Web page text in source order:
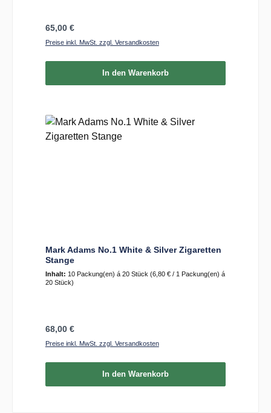
Regulärer Preis:
65,00 €
Preise inkl. MwSt. zzgl. Versandkosten
In den Warenkorb
Mark Adams No.1 White & Silver Zigaretten
Stange
Inhalt: 10 Packung(en) á 20 Stück (6,80 € / 1 Packung(en) á
20 Stück)
Regulärer Preis:
68,00 €
Preise inkl. MwSt. zzgl. Versandkosten
In den Warenkorb